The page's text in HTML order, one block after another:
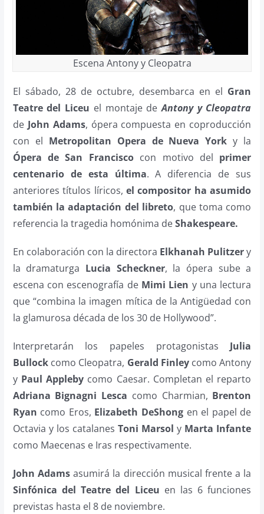
Escena Antony y Cleopatra
El sábado, 28 de octubre, desembarca en el Gran
Teatre del Liceu el montaje deAntony y Cleopatra
de John Adams, ópera compuesta en coproducción
con el Metropolitan Opera de Nueva York y la
Ópera de San Franciscocon motivo del primer
centenario de esta última. A diferencia de sus
anteriores títulos líricos, el compositor ha asumido
también la adaptación del libreto, que toma como
referencia la tragedia homónima deShakespeare.
En colaboración con la directora Elkhanah Pulitzery
la dramaturga Lucia Scheckner, la ópera sube a
escena con escenografía de Mimi Lien y una lectura
que “combina la imagen mítica de la Antigüedad con
la glamurosa década de los 30 de Hollywood”.
Interpretarán los papeles protagonistas Julia
Bullockcomo Cleopatra, Gerald Finleycomo Antony
y Paul Appleby como Caesar. Completan el reparto
Adriana Bignagni Lesca como Charmian, Brenton
Ryan como Eros, Elizabeth DeShong en el papel de
Octavia y los catalanes Toni Marsol y Marta Infante
como Maecenas e Iras respectivamente.
John Adamsasumirá la dirección musical frente a la
Sinfónica del Teatre del Liceu en las 6 funciones
previstas hasta el 8 de noviembre.